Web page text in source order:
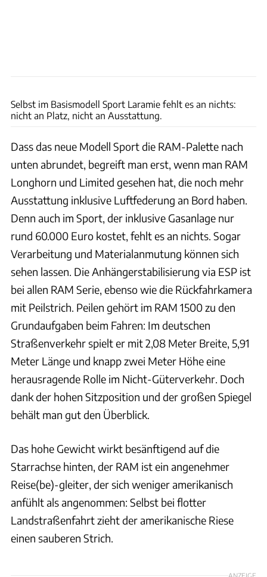
Selbst im Basismodell Sport Laramie fehlt es an nichts:
nicht an Platz, nicht an Ausstattung.
Dass das neue Modell Sport die RAM-Palette nach
unten abrundet, begreift man erst, wenn man RAM
Longhorn und Limited gesehen hat, die noch mehr
Ausstattung inklusive Luftfederung an Bord haben.
Denn auch im Sport, der inklusive Gasanlage nur
rund 60.000 Euro kostet, fehlt es an nichts. Sogar
Verarbeitung und Materialanmutung können sich
sehen lassen. Die Anhängerstabilisierung via ESP ist
bei allen RAM Serie, ebenso wie die Rückfahrkamera
mit Peilstrich. Peilen gehört im RAM 1500 zu den
Grundaufgaben beim Fahren: Im deutschen
Straßenverkehr spielt er mit 2,08 Meter Breite, 5,91
Meter Länge und knapp zwei Meter Höhe eine
herausragende Rolle im Nicht-Güterverkehr. Doch
dank der hohen Sitzposition und der großen Spiegel
behält man gut den Überblick.
Das hohe Gewicht wirkt besänftigend auf die
Starrachse hinten, der RAM ist ein angenehmer
Reise(be)-gleiter, der sich weniger amerikanisch
anfühlt als angenommen: Selbst bei flotter
Landstraßenfahrt zieht der amerikanische Riese
einen sauberen Strich.